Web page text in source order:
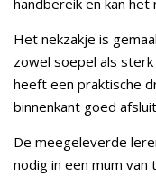
handbereik en kan het
Het nekzakje is
zowel soepel als
heeft een praktische
binnenkant goed
De meegeleverde
nodig in een mum